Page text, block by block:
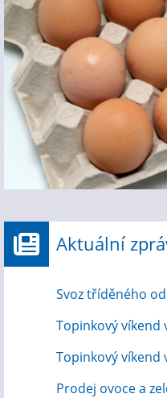
Aktuální
Svoz tříděného
Topinkový víkend
Topinkový víkend
Prodej ovoce a